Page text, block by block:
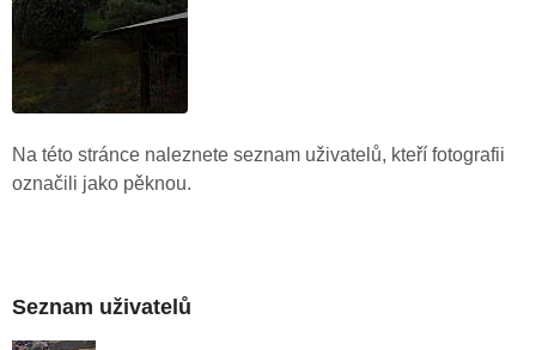
Na této stránce naleznete seznam uživatelů, kteří fotografii
označili jako pěknou.
Seznam uživatelů